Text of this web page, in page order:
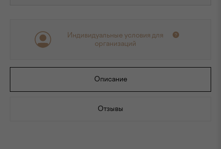
Индивидуальные условия для
организаций
Описание
Отзывы